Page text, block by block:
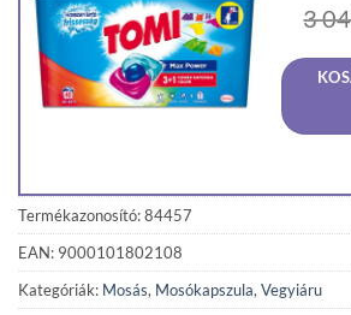
3
Termékazonosító: 84457
EAN: 9000101802108
Kategóriák: Mosás, Mosókapszula, Vegyiáru